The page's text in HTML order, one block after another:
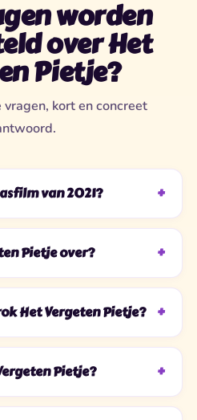
worden
over Het
Pietje?
kort en concreet
van 2021?
Pietje over?
Het Vergeten Pietje?
Pietje?